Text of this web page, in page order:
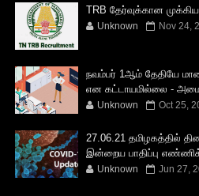
TRB தேர்வுக்கான முக்கிய
Unknown Nov 24,
நவம்பர் 1ஆம் தேதியே
என கட்டாயமில்லை -
Unknown Oct 25,
27.06.21 தமிழகத்தில்
இன்றைய பாதிப்பு
Unknown Jun 27,